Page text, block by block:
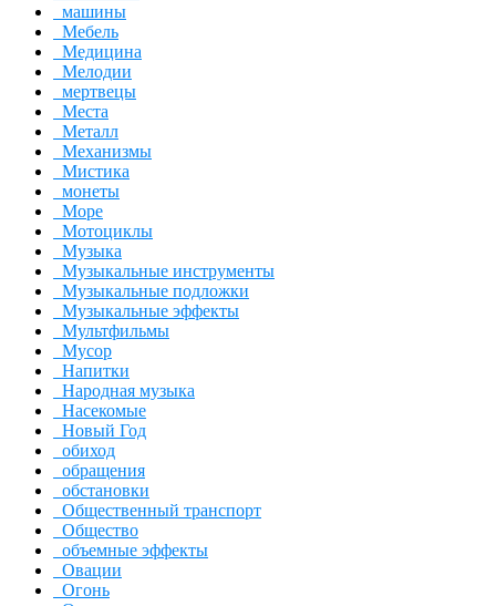
машины
Мебель
Медицина
Мелодии
мертвецы
Места
Металл
Механизмы
Мистика
монеты
Море
Мотоциклы
Музыка
Музыкальные инструменты
Музыкальные подложки
Музыкальные эффекты
Мультфильмы
Мусор
Напитки
Народная музыка
Насекомые
Новый Год
обиход
обращения
обстановки
Общественный транспорт
Общество
объемные эффекты
Овации
Огонь